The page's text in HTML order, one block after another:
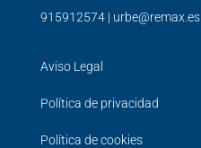
915912574 | urbe@remax.es
Aviso Legal
Política de privacidad
Política de cookies